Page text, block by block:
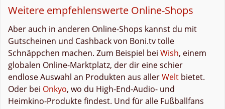
Weitere empfehlenswerte Online-Shops
Aber auch in anderen Online-Shops kannst du mit
Gutscheinen und Cashback von Boni.tv tolle
Schnäppchen machen. Zum Beispiel bei Wish, einem
globalen Online-Marktplatz, der dir eine schier
endlose Auswahl an Produkten aus allerWelt bietet.
Oder bei Onkyo, wo du High-End-Audio- und
Heimkino-Produkte findest. Und für alle Fußballfans